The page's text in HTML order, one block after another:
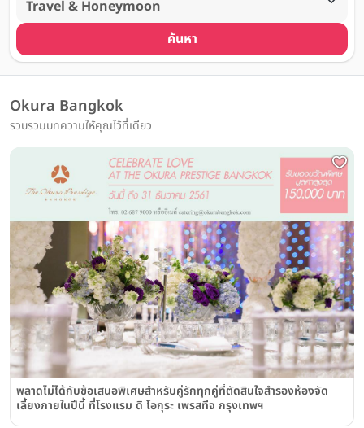
ค้นหา
Okura Bangkok
รวบรวมบทความให้คุณไว้ที่เดียว
พลาดไม่ได้กับข้อเสนอพิเศษสำหรับคู่รักทุกคู่ที่ตัดสินใจสำรองห้องจัด
เลี้ยงภายในปีนี้ ที่โรงแรม ดิ โอกุระ เพรสทีจ กรุงเทพฯ